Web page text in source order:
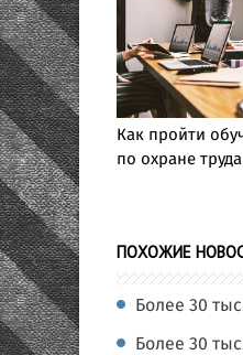
Как пройти
по охране труда
ПОХОЖИЕ
Более 30
Более 30